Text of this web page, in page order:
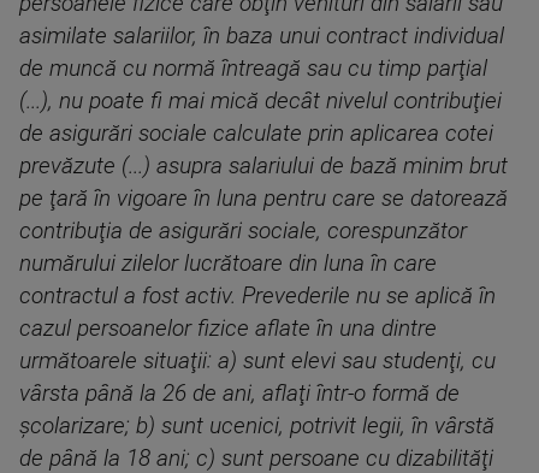
asimilate salariilor, în baza unui contract individual
de muncă cu normă întreagă sau cu timp parţial
(...), nu poate fi mai mică decât nivelul contribuţiei
de asigurări sociale calculate prin aplicarea cotei
prevăzute (...) asupra salariului de bază minim brut
pe ţară în vigoare în luna pentru care se datorează
contribuţia de asigurări sociale, corespunzător
numărului zilelor lucrătoare din luna în care
contractul a fost activ. Prevederile nu se aplică în
cazul persoanelor fizice aflate în una dintre
următoarele situaţii: a) sunt elevi sau studenţi, cu
vârsta până la 26 de ani, aflaţi într-o formă de
şcolarizare; b) sunt ucenici, potrivit legii, în vârstă
de până la 18 ani; c) sunt persoane cu dizabilităţi